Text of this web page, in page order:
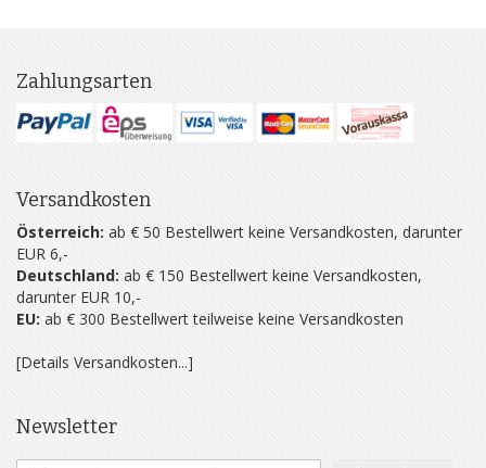
Zahlungsarten
Versandkosten
Österreich: ab € 50 Bestellwert keine Versandkosten, darunter
EUR 6,-
Deutschland: ab € 150 Bestellwert keine Versandkosten,
darunter EUR 10,-
EU: ab € 300 Bestellwert teilweise keine Versandkosten
[Details Versandkosten...]
Newsletter